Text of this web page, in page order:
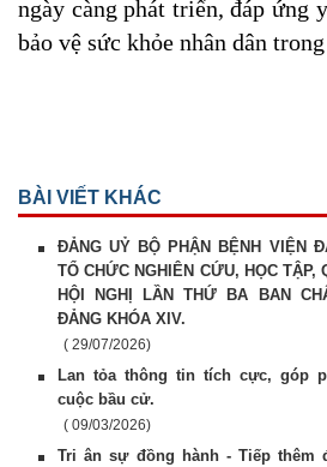
ngày càng phát triển, đáp ứng
bảo vệ sức khỏe nhân dân
BÀI VIẾT KHÁC
ĐẢNG UỶ BỘ PHẬN BỆNH VIỆN
TỔ CHỨC NGHIÊN CỨU, HỌC TẬP,
HỘI NGHỊ LẦN THỨ BA BAN
ĐẢNG KHÓA XIV.
( 29/07/2026)
Lan tỏa thông tin tích cực, góp
cuộc bầu cử.
( 09/03/2026)
Tri ân sự đồng hành - Tiếp thêm